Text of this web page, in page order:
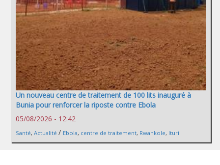
Un nouveau centre de traitement de 100 lits inauguré à
Bunia pour renforcer la riposte contre Ebola
05/08/2026 - 12:42
Santé, Actualité / Ebola, centre de traitement, Rwankole, Ituri